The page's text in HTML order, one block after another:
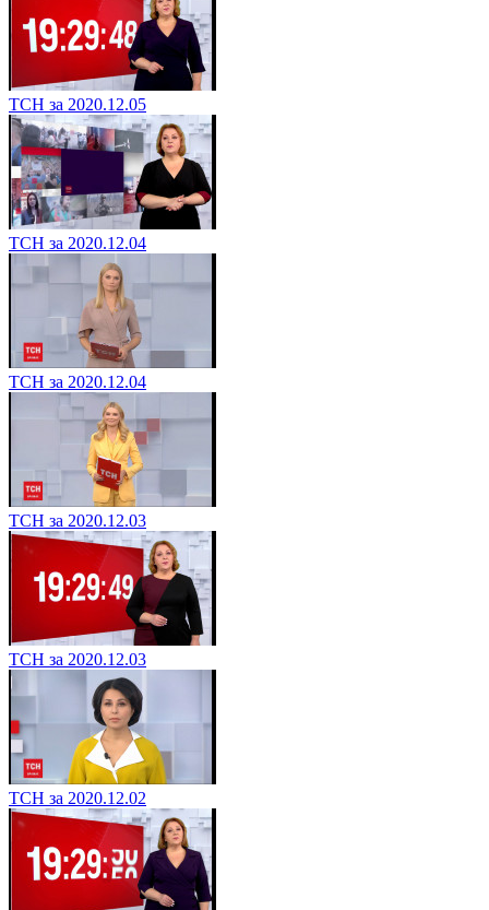
ТСН за 2020.12.05
ТСН за 2020.12.04
ТСН за 2020.12.04
ТСН за 2020.12.03
ТСН за 2020.12.03
ТСН за 2020.12.02